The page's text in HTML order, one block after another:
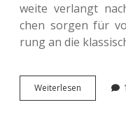
wei­te ver­langt
chen sorgen für
rung an die
Wei­ter­le­sen
<span